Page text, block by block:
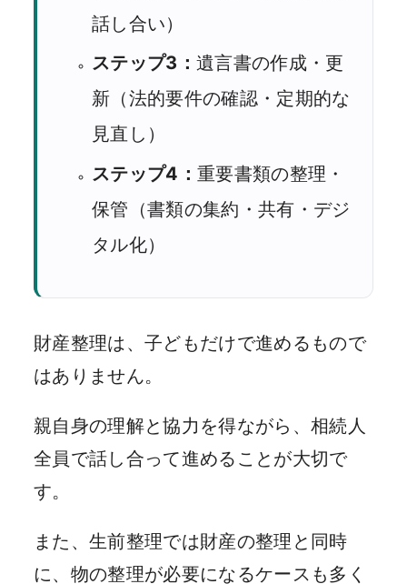
話し合い）
ステップ3：遺言書の作成・更
新（法的要件の確認・定期的な
見直し）
ステップ4：重要書類の整理・
保管（書類の集約・共有・デジ
タル化）
財産整理は、子どもだけで進めるもので
はありません。
親自身の理解と協力を得ながら、相続人
全員で話し合って進めることが大切で
す。
また、生前整理では財産の整理と同時
に、物の整理が必要になるケースも多く